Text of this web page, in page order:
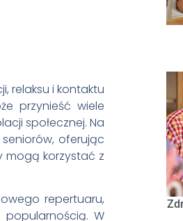
relaksu i kontaktu
przynieść wiele
społecznej. Na
oferując
mogą korzystać z
repertuaru,
W